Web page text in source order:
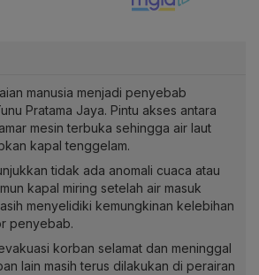
manusia menjadi penyebab
Pratama Jaya. Pintu akses antara
mesin terbuka sehingga air laut
kapal tenggelam.
tidak ada anomali cuaca atau
kapal miring setelah air masuk
menyelidiki kemungkinan kelebihan
penyebab.
korban selamat dan meninggal
lain masih terus dilakukan di perairan